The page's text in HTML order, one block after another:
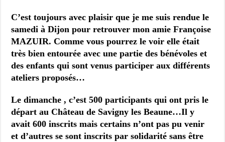
C’est toujours avec plaisir que je me suis rendue le
samedi à Dijon pour retrouver mon amie Françoise
MAZUIR. Comme vous pourrez le voir elle était
très bien entourée avec une partie des bénévoles et
des enfants qui sont venus participer aux différents
ateliers proposés…
Le dimanche , c’est 500 participants qui ont pris le
départ au Château de Savigny les Beaune…Il y
avait 600 inscrits mais certains n’ont pas pu venir
et d’autres se sont inscrits par solidarité sans être